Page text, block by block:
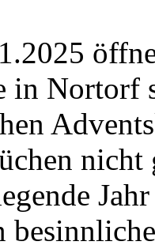
in Nortorf
nicht